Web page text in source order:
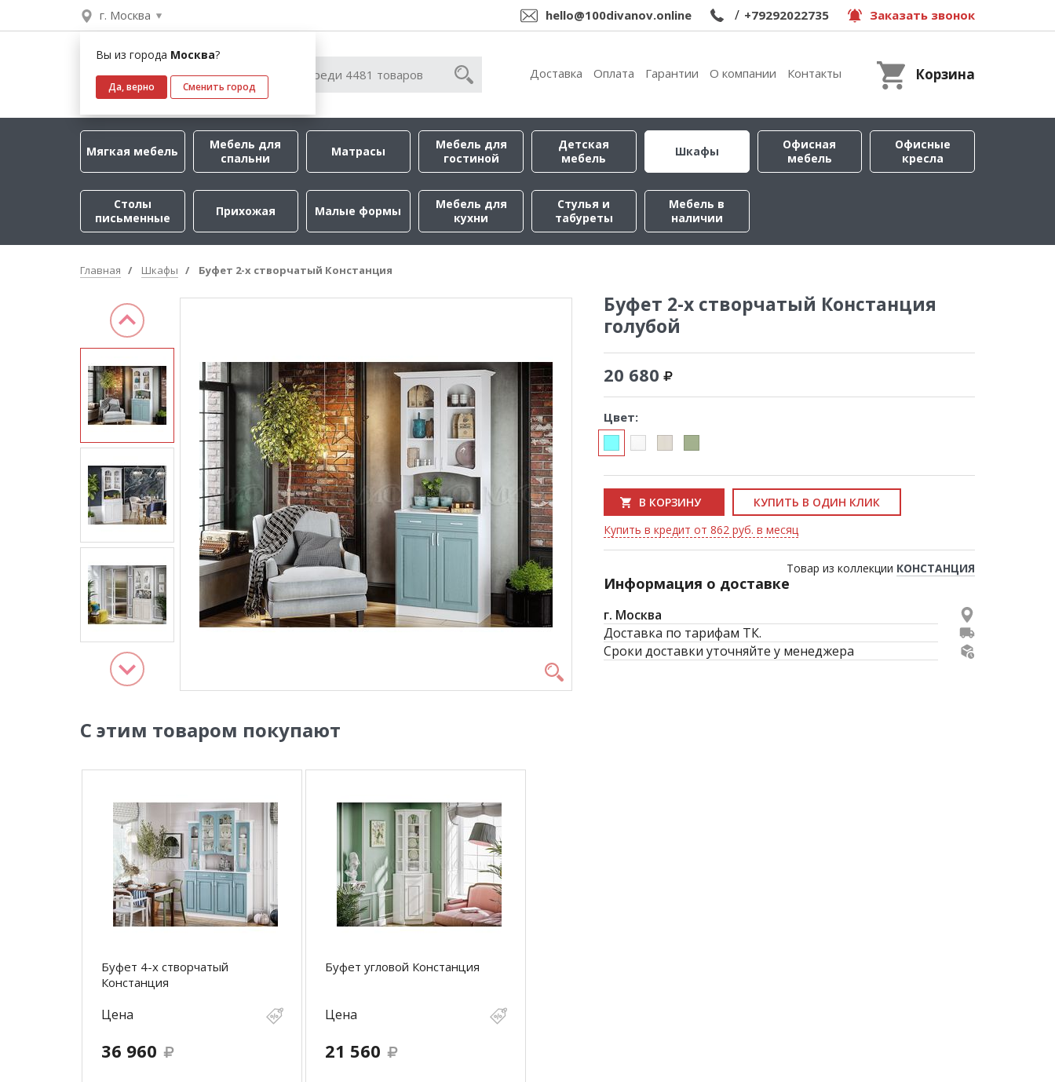
г. Москва
Вы из города Москва?
Да, верно Сменить город
hello@100divanov.online / +79292022735 Заказать звонок
Доставка Оплата Гарантии О компании Контакты Корзина
Мягкая мебель
Мебель для
спальни
Матрасы
Мебель для
гостиной
Детская
мебель
Шкафы
Офисная
мебель
Офисные
кресла
Столы
письменные
Прихожая Малые формы
Мебель для
кухни
Стулья и
табуреты
Мебель в
наличии
Главная Шкафы Буфет 2-х створчатый Констанция
Буфет 2-х створчатый Констанция
голубой
20 680
Цвет:
В КОРЗИНУ
КУПИТЬ В ОДИН КЛИК
Купить в кредит от 862 руб. в месяц
Товар из коллекции КОНСТАНЦИЯ
Информация о доставке
г. Москва
Доставка по тарифам ТК.
Сроки доставки уточняйте у менеджера
С этим товаром покупают
Буфет 4-х створчатый
Констанция
Цена
36 960
Буфет угловой Констанция
Цена
21 560